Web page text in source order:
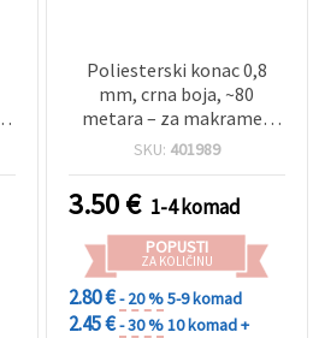
Poliesterski konac 0,8
mm, crna boja, ~80
metara – za makrame i
izradu nakita
SKU: 401989
3.50€ 1-4 komad
POPUSTI
ZA KOLIČINU
2.80 €- 20 %5-9 komad
2.45 €- 30 %10 komad +